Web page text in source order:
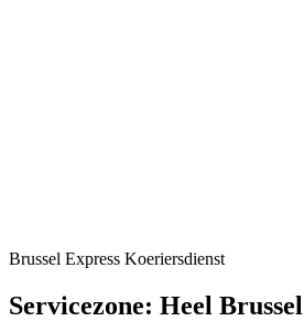
Brussel Express Koeriersdienst
Servicezone: Heel Brussel